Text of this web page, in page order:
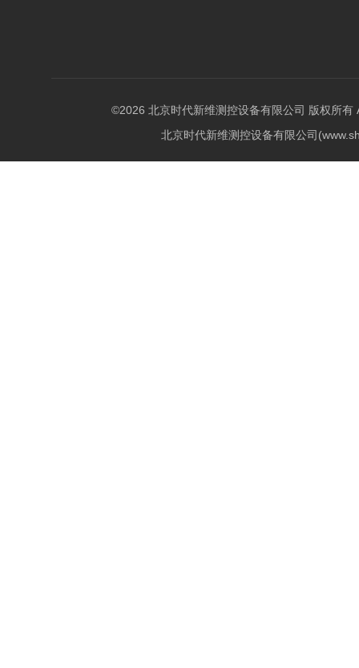
©2026 北京时代新维测控设备有限公司 版权所有
北京时代新维测控设备有限公司